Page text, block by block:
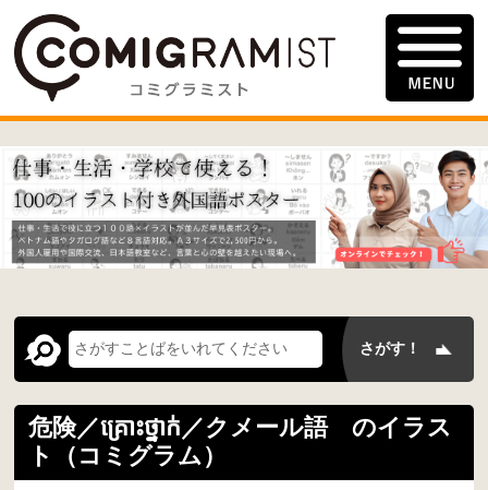
危険／គ្រោះថ្នាក់／クメール語 のイラス
ト（コミグラム）